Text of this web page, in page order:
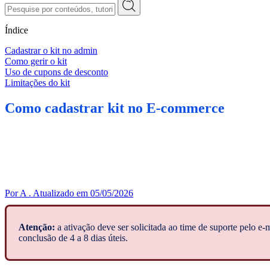
Índice
Cadastrar o kit no admin
Como gerir o kit
Uso de cupons de desconto
Limitações do kit
Como cadastrar kit no E-commerce
Por A . Atualizado em 05/05/2026
Atenção: a ativação deve ser solicitada ao time de suporte pelo e-
conclusão de 4 a 8 dias úteis.